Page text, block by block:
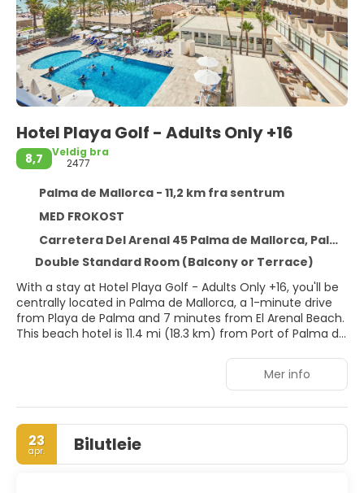
Hotel Playa Golf - Adults Only +16
8,7
Veldig bra
2477
Palma de Mallorca - 11,2 km fra sentrum
MED FROKOST
Carretera Del Arenal 45 Palma de Mallorca, Palma de Mallorca 7600
Double Standard Room (Balcony or Terrace)
With a stay at Hotel Playa Golf - Adults Only +16, you'll be
centrally located in Palma de Mallorca, a 1-minute drive
from Playa de Palma and 7 minutes from El Arenal Beach.
This beach hotel is 11.4 mi (18.3 km) from Port of Palma de
Pamper yourself with a visit to the spa, which offers
massages. If you're looking for recreational opportunities,
you'll find outdoor tennis courts, a health club, and an
outdoor pool. This hotel also features complimentary
wireless internet access, concierge services, and gift
shops/newsstands.
Mer info
23
apr. Bilutleie